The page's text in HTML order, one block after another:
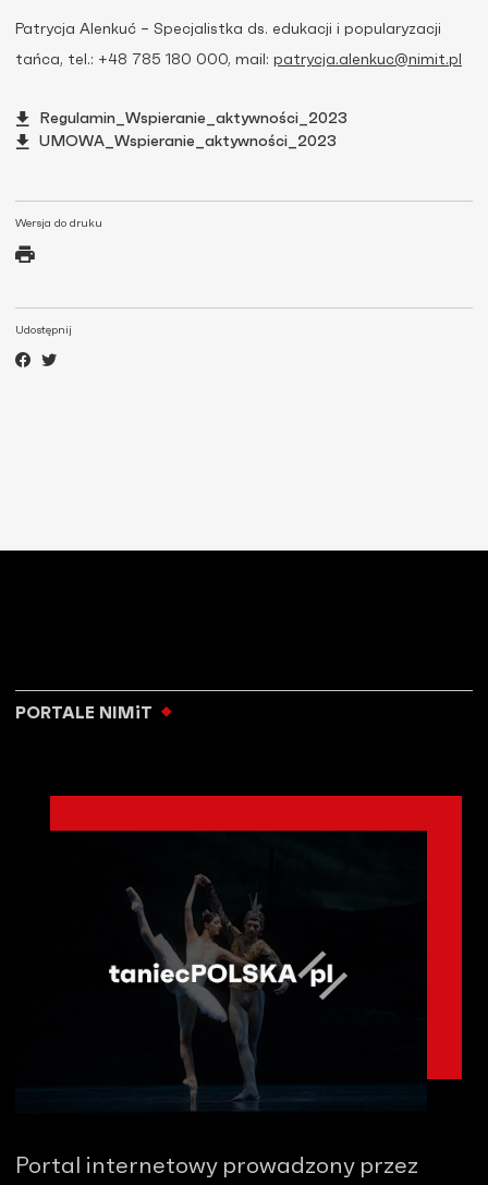
Wersja do druku
Udostępnij
Patrycja Alenkuć – Specjalistka ds. edukacji i popularyzacji
tańca, tel.: +48 785 180 000, mail: patrycja.alenkuc@nimit.pl
Regulamin_Wspieranie_aktywności_2023
UMOWA_Wspieranie_aktywności_2023
PORTALE NIMiT
Portal internetowy prowadzony przez